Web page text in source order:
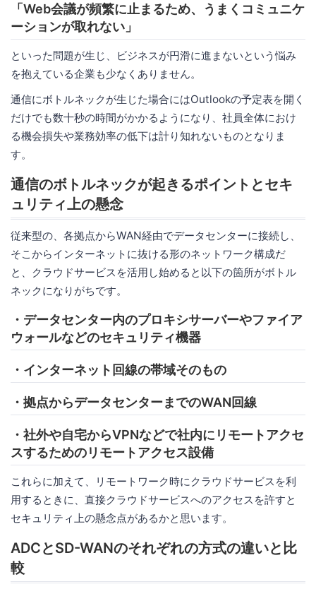
「Web会議が頻繁に止まるため、うまくコミュニケ
ーションが取れない」
といった問題が生じ、ビジネスが円滑に進まないという悩み
を抱えている企業も少なくありません。
通信にボトルネックが生じた場合にはOutlookの予定表を開く
だけでも数十秒の時間がかかるようになり、社員全体におけ
る機会損失や業務効率の低下は計り知れないものとなりま
す。
通信のボトルネックが起きるポイントとセキ
ュリティ上の懸念
従来型の、各拠点からWAN経由でデータセンターに接続し、
そこからインターネットに抜ける形のネットワーク構成だ
と、クラウドサービスを活用し始めると以下の箇所がボトル
ネックになりがちです。
・データセンター内のプロキシサーバーやファイア
ウォールなどのセキュリティ機器
・インターネット回線の帯域そのもの
・拠点からデータセンターまでのWAN回線
・社外や自宅からVPNなどで社内にリモートアクセ
スするためのリモートアクセス設備
これらに加えて、リモートワーク時にクラウドサービスを利
用するときに、直接クラウドサービスへのアクセスを許すと
セキュリティ上の懸念点があるかと思います。
ADCとSD-WANのそれぞれの方式の違いと比
較